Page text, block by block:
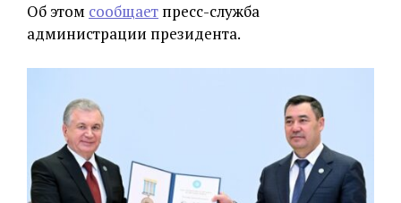
Об этом сообщает пресс-служба
администрации президента.